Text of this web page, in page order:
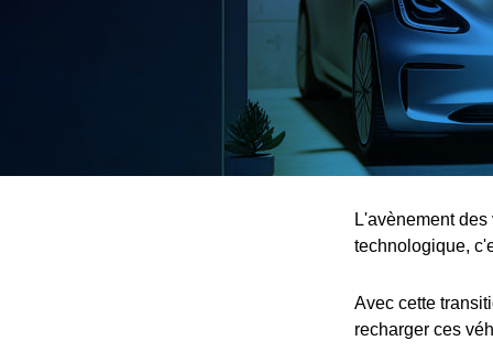
L'avènement
technologique,
Avec cette
recharger ces